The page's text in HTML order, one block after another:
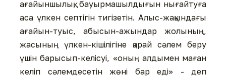
ағайыншылық, бауырмашылдығын нығайтуға
аса үлкен септігін тигізетін. Алыс-жақындағы
ағайын-туыс, абысын-ажындар жолының,
жасының үлкен-кішілігіне қарай сәлем беру
үшін барысып-келісуі, «оның алдымен маған
келіп сәлемдесетін жөні бар еді» - деп